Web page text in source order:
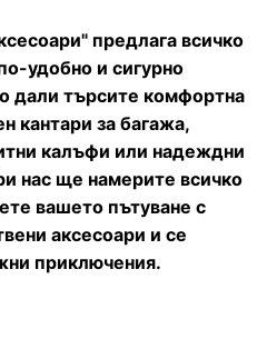
предлага всичко
удобно и сигурно
дали търсите комфортна
кантари за багажа,
калъфи или надеждни
нас ще намерите всичко
вашето пътуване с
аксесоари и се
приключения.